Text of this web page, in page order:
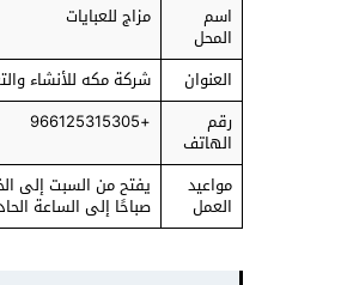
اسم
المحل
مزاج للعبايات
العنوان
شركة مكه للأنشاء والتعمير، الدور الثاني، محل رقم
رقم
الهاتف
+966125315305
مواعيد
العمل
يفتح من السبت إلى
صباحًا إلى الساعة